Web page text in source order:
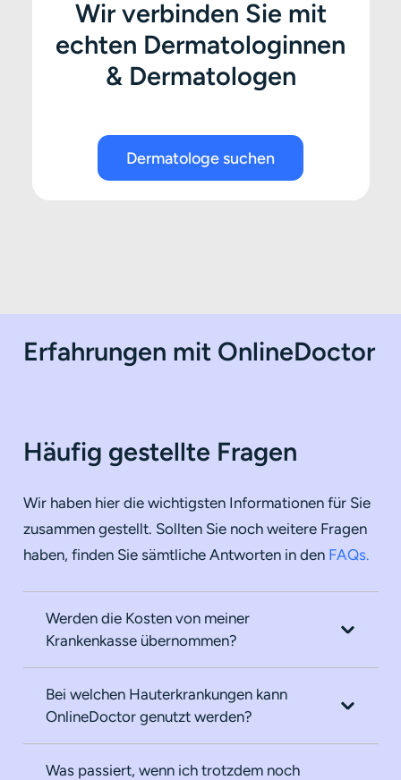
Wir verbinden Sie mit
echten Dermatologinnen
& Dermatologen
Dermatologe suchen
Erfahrungen mit OnlineDoctor
Häufig gestellte Fragen
Wir haben hier die wichtigsten Informationen für Sie
zusammen gestellt. Sollten Sie noch weitere Fragen
haben, finden Sie sämtliche Antworten in den FAQs.
Werden die Kosten von meiner
Krankenkasse übernommen?
Bei welchen Hauterkrankungen kann
OnlineDoctor genutzt werden?
Was passiert, wenn ich trotzdem noch